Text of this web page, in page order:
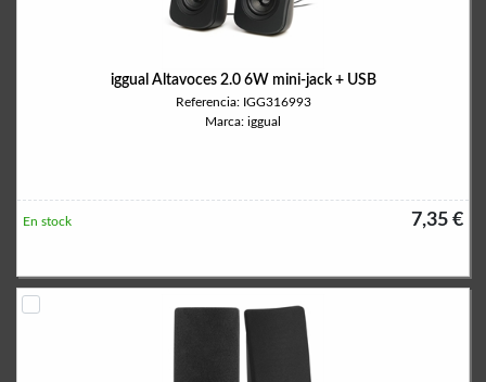
iggual Altavoces 2.0 6W mini-jack + USB
Referencia: IGG316993
Marca: iggual
7,35 €
En stock